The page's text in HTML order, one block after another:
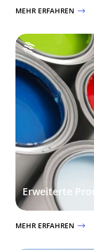
MEHR ERFAHREN $
Erweiterte
MEHR ERFAHREN $